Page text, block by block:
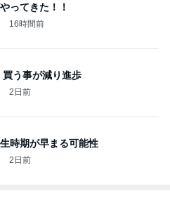
ってきた！！
16時間前
う事が減り進歩
2日前
時期が早まる可能性
2日前